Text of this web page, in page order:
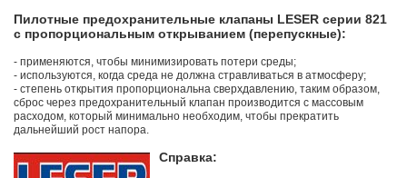
Пилотные предохранительные клапаны LESER серии 821
с пропорциональным открыванием (перепускные):
- применяются, чтобы минимизировать потери среды;
- используются, когда среда не должна стравливаться в атмосферу;
- степень открытия пропорциональна сверхдавлению, таким образом,
сброс через предохранительный клапан производится с массовым
расходом, который минимально необходим, чтобы прекратить
дальнейший рост напора.
Справка: